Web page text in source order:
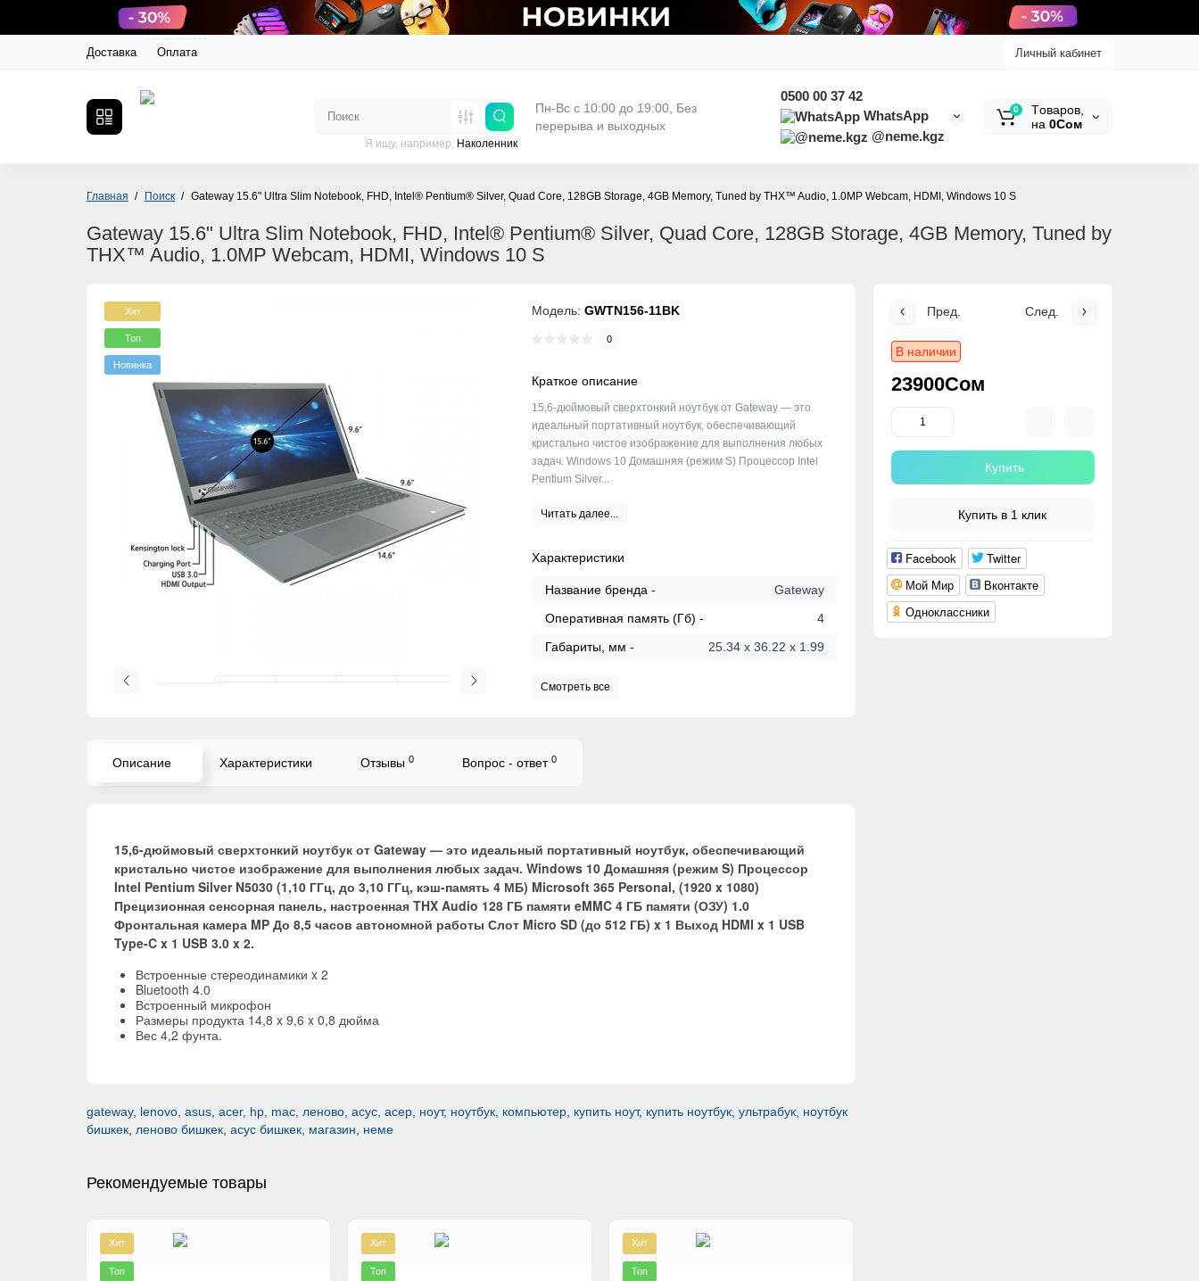
Доставка Оплата Личный кабинет
Пн-Вс с 10:00 до 19:00, Без
перерыва и выходных
0500 00 37 42
WhatsApp
@neme.kgz
Я ищу, например, Наколенник
0
Tоваров,
на 0Сом
Главная Поиск Gateway 15.6" Ultra Slim Notebook, FHD, Intel® Pentium® Silver, Quad Core, 128GB Storage, 4GB Memory, Tuned by THX™ Audio, 1.0MP Webcam, HDMI, Windows 10 S
Gateway 15.6" Ultra Slim Notebook, FHD, Intel® Pentium® Silver, Quad Core, 128GB Storage, 4GB Memory, Tuned by
THX™ Audio, 1.0MP Webcam, HDMI, Windows 10 S
Хит
Топ
Новинка
Модель:GWTN156-11BK
0
Краткое описание
15,6-дюймовый сверхтонкий ноутбук от Gateway — это
идеальный портативный ноутбук, обеспечивающий
кристально чистое изображение для выполнения любых
задач. Windows 10 Домашняя (режим S) Процессор Intel
Pentium Silver...
Читать далее...
Характеристики
Название бренда -
Gateway
Оперативная память (Гб) -
4
Габариты, мм -
25.34 x 36.22 x 1.99
Смотреть все
Пред. След.
В наличии
23900Сом
Купить
Купить в 1 клик
Facebook
Twitter
Мой Мир
Вконтакте
Одноклассники
Описание Характеристики Отзывы 0 Вопрос - ответ 0
15,6-дюймовый сверхтонкий ноутбук от Gateway — это идеальный портативный ноутбук, обеспечивающий
кристально чистое изображение для выполнения любых задач. Windows 10 Домашняя (режим S) Процессор
Intel Pentium Silver N5030 (1,10 ГГц, до 3,10 ГГц, кэш-память 4 МБ) Microsoft 365 Personal, (1920 x 1080)
Прецизионная сенсорная панель, настроенная THX Audio 128 ГБ памяти eMMC 4 ГБ памяти (ОЗУ) 1.0
Фронтальная камера MP До 8,5 часов автономной работы Слот Micro SD (до 512 ГБ) x 1 Выход HDMI x 1 USB
Type-C x 1 USB 3.0 x 2.
Встроенные стереодинамики x 2
Bluetooth 4.0
Встроенный микрофон
Размеры продукта 14,8 x 9,6 x 0,8 дюйма
Вес 4,2 фунта.
gateway, lenovo, asus, acer, hp, mac, леново, асус, асер, ноут, ноутбук, компьютер, купить ноут, купить ноутбук, ультрабук, ноутбук
бишкек, леново бишкек, асус бишкек, магазин, неме
Рекомендуемые товары
Хит
Топ
Хит
Топ
Хит
Топ